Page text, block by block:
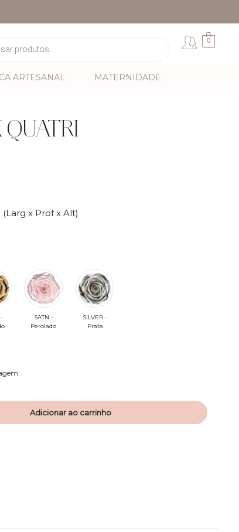
0
ARTESANAL MATERNIDADE
QUATRI
(Larg x Prof x Alt)
SATN -
Perolado
SILVER -
Prata
Adicionar ao carrinho